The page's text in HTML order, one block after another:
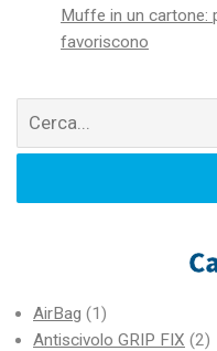
Muffe in un cartone:
favoriscono
Cerca
AirBag (1)
Antiscivolo GRIP FIX (2)